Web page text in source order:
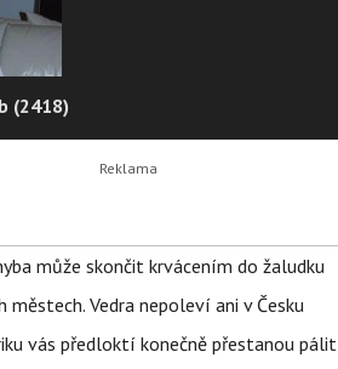
(2418)
může skončit krvácením do žaludku
Vedra nepoleví ani v Česku
vás předloktí konečně přestanou pálit